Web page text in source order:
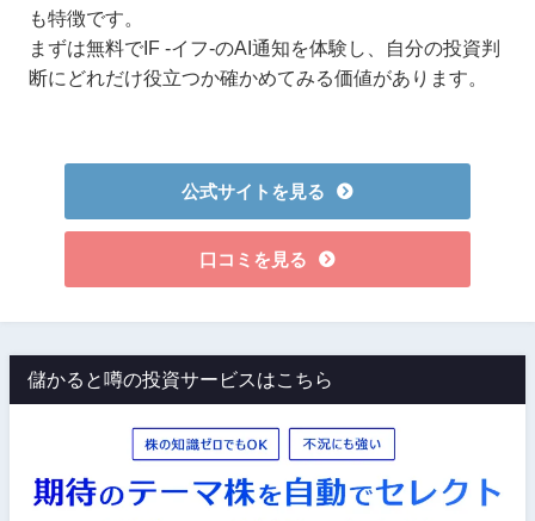
も特徴です。
まずは無料でIF -イフ-のAI通知を体験し、自分の投資判
断にどれだけ役立つか確かめてみる価値があります。
公式サイトを見る
口コミを見る
儲かると噂の投資サービスはこちら